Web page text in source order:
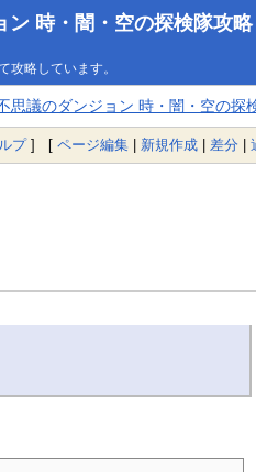
ン 時・闇・空の探検隊攻略
攻略しています。
思議のダンジョン 時・闇・空の探
プ] [ ページ編集 | 新規作成 | 差分 |